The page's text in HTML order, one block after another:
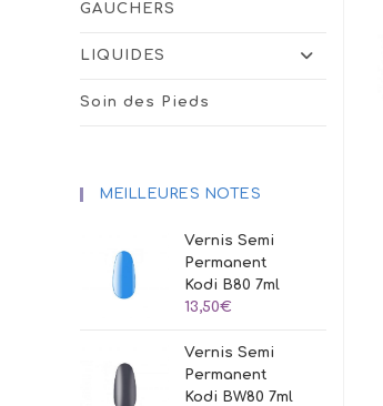
GAUCHERS
LIQUIDES
Soin des Pieds
MEILLEURES NOTES
Vernis Semi
Permanent
Kodi B80 7ml
13,50€
Vernis Semi
Permanent
Kodi BW80 7ml